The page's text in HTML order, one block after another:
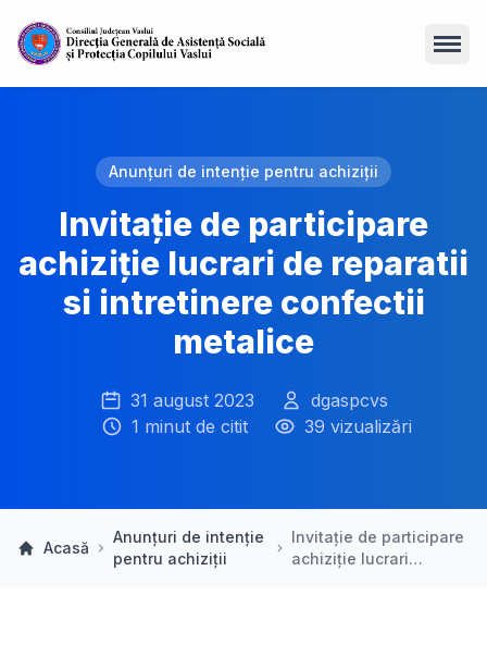
Anunțuri de intenție pentru achiziții
Invitație de participare
achiziție lucrari de reparatii
si intretinere confectii
metalice
31 august 2023
dgaspcvs
1 minut de citit
39 vizualizări
Acasă
Anunțuri de intenție
pentru achiziții
Invitație de participare
achiziție lucrari…